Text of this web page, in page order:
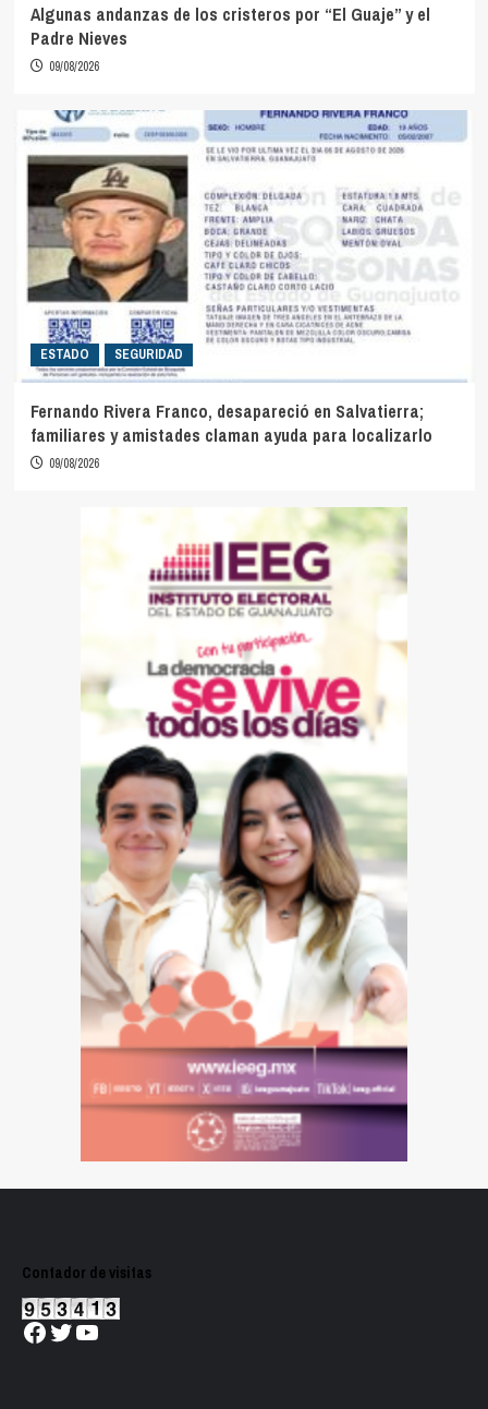
Algunas andanzas de los cristeros por “El Guaje” y el
Padre Nieves
09/08/2026
ESTADO SEGURIDAD
Fernando Rivera Franco, desapareció en Salvatierra;
familiares y amistades claman ayuda para localizarlo
09/08/2026
Contador de visitas
Facebook
Twitter
YouTube